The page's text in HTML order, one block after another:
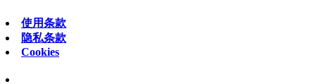
使用条款
隐私条款
Cookies